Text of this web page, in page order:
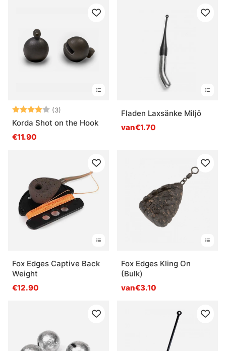
Beoordeling:
(3)
Korda Shot on the Hook
€11.90
Fladen Laxsänke Miljö
van€1.70
Fox Edges Captive Back
Weight
€12.90
Fox Edges Kling On
(Bulk)
van€3.10